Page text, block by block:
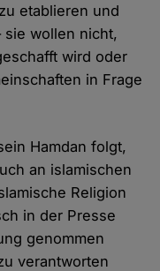
etablieren und
sie wollen nicht,
wird oder
in Frage
Hamdan folgt,
an islamischen
Religion
in der Presse
genommen
verantworten